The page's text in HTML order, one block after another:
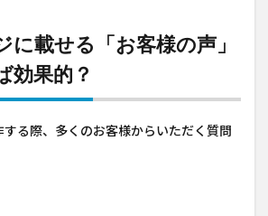
に載せる「お客様の声」
効果的？
る際、多くのお客様からいただく質問